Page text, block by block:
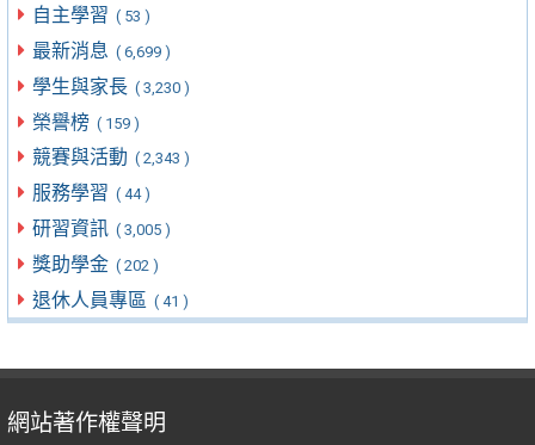
自主學習 ( 53 )
最新消息 ( 6,699 )
學生與家長 ( 3,230 )
榮譽榜 ( 159 )
競賽與活動 ( 2,343 )
服務學習 ( 44 )
研習資訊 ( 3,005 )
獎助學金 ( 202 )
退休人員專區 ( 41 )
網站著作權聲明